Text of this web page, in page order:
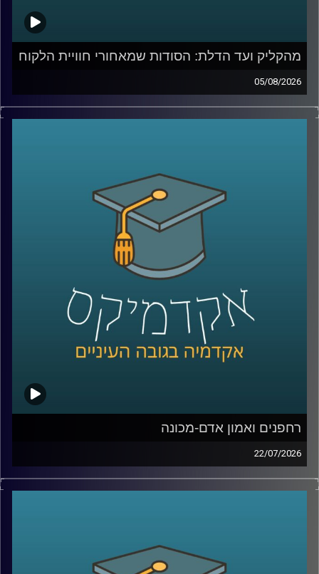
מהקליק ועד הדלת: הסודות שמאחורי חוויית הלקוח
05/08/2026
כולנו מזמינים היום כמעט הכול בלחיצת כפתור, אוכל, בגדים,
תרופות, אפילו את הקניות לסוף השבוע. אבל כמה מאיתנו
שגורמת לנו לחזור שוב ושוב, ואיך משלבים בין טכנולוגיה,
דאטה, לוגיסטיקה ובעיקר הבנה של בני אדם?
כדי לדבר על כל זה נמצא איתי היום צביקה ביידא, לשעבר
נדבר על מה באמת עומד מאחורי חוויית לקוח טובה, איך
ארגונים חושבים על חדשנות, ואיך בינה מלאכותית הולכת
לשנות את הדרך שבה כולנו קונים, עובדים ומקבלים החלטות
קרדיט תמונות:AudioVersity
רחפנים ואמון אדם-מכונה
22/07/2026
אם לפני עשור היינו אומרים את המילה “רחפן”, כנראה שהיינו
חושבים על צילום מהאוויר או על גאדג’ט מגניב. היום התמונה
ובמקרים מסוימים אפילו מסוגלים לבצע חלק מהמשימות
שלהם באופן עצמאי.